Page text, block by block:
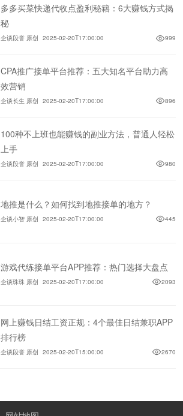
多多买菜快递代收点盈利秘籍：6大赚钱方式揭
秘
企谈段誉 原创 2025-02-20T17:00:00 999
CPA推广接单平台推荐：五大知名平台助力高
效营销
企谈长生 原创 2025-02-20T17:00:00 896
100种不上班也能赚钱的副业方法，普通人轻松
上手
企谈段誉 原创 2025-02-20T17:00:00 980
地推是什么？如何找到地推接单的地方？
企谈小智 原创 2025-02-20T17:00:00 445
游戏代练接单平台APP推荐：热门选择大盘点
企谈珠珠 原创 2025-02-20T17:00:00 2093
网上赚钱日结工资正规：4个最佳日结兼职APP
排行榜
企谈段誉 原创 2025-02-20T15:00:00 2670